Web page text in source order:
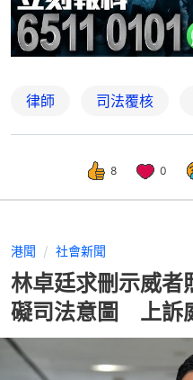
律師 司法覆核
8 0
港聞 社會新聞
林卓廷求刪示威
礙司法意圖 上訴